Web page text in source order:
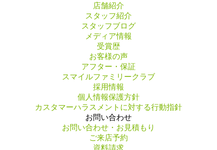
店舗紹介
スタッフ紹介
スタッフブログ
メディア情報
受賞歴
お客様の声
アフター・保証
スマイルファミリークラブ
採用情報
個人情報保護方針
カスタマーハラスメントに対する行動指針
お問い合わせ
お問い合わせ・お見積もり
ご来店予約
資料請求